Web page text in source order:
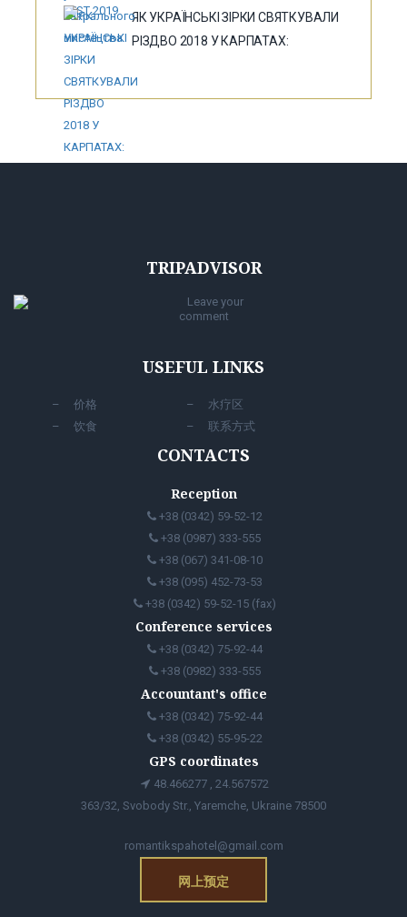
ЯК УКРАЇНСЬКІ ЗІРКИ СВЯТКУВАЛИ
РІЗДВО 2018 У КАРПАТАХ:
TRIPADVISOR
Leave your
comment
USEFUL LINKS
价格
饮食
水疗区
联系方式
CONTACTS
Reception
+38 (0342) 59-52-12
+38 (0987) 333-555
+38 (067) 341-08-10
+38 (095) 452-73-53
+38 (0342) 59-52-15 (fax)
Conference services
+38 (0342) 75-92-44
+38 (0982) 333-555
Accountant's office
+38 (0342) 75-92-44
+38 (0342) 55-95-22
GPS coordinates
48.466277 , 24.567572
363/32, Svobody Str., Yaremche, Ukraine 78500
romantikspahotel@gmail.com
网上预定